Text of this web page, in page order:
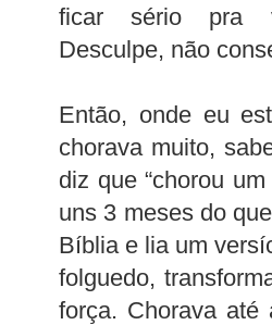
ficar sério pra
Desculpe, não
Então, onde eu
chorava muito,
diz que “chorou
uns 3 meses do
Bíblia e lia um
folguedo,
força. Chorava até